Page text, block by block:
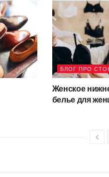
БЛОГ ПРО
Женское
белье для